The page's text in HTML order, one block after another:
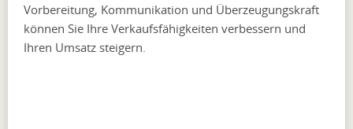
Vorbereitung, Kommunikation und Überzeugungskraft
können Sie Ihre Verkaufsfähigkeiten verbessern und
Ihren Umsatz steigern.